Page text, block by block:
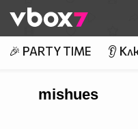
👾
🎉 PARTY TIME 👂
mishues